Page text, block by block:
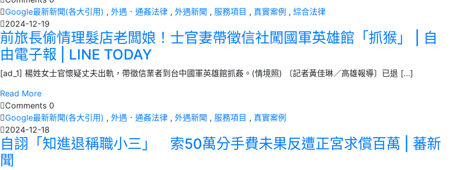
Google最新新聞(各大引用) , 外遇．通姦法律 , 外遇新聞 , 服務項目 , 真實案例 , 綜合法律
2024-12-19
前旅長偷情理髮店老闆娘！士官妻帶徵信社闖國軍英雄館「抓猴」 | 自
由電子報 | LINE TODAY
[ad_1] 楊姓女士官懷疑丈夫出軌，帶徵信業者到台中國軍英雄館抓姦。(情境照) 〔記者黃佳琳／高雄報導〕已退 […]
Read More
Comments 0
Google最新新聞(各大引用) , 外遇．通姦法律 , 外遇新聞 , 服務項目 , 真實案例
2024-12-18
自詡「知進退稱職小三」 索50萬分手費未果反遭正宮求償百萬 | 蕃新
聞